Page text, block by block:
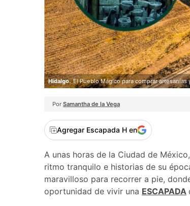
Hidalgo. El Pueblo Mágico para comprar
Por Samantha de la Vega
Agregar Escapada H en
A unas horas de la Ciudad de
ritmo tranquilo e historias de su
maravilloso para recorrer a pie,
oportunidad de vivir una ESCAPADA